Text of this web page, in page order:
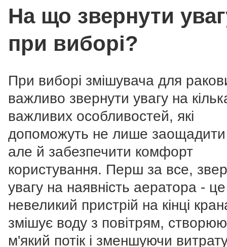
На що звернути
при виборі?
При виборі змішувача для
важливо звернути увагу на
важливих особливостей, які
допоможуть не лише заощадити
але й забезпечити комфорт
користування. Перш за все,
увагу на наявність аератора - це
невеликий пристрій на кінці
змішує воду з повітрям,
м'який потік і зменшуючи